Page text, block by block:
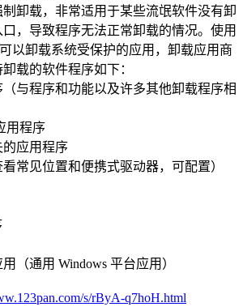
卸载，非常适用于某些流氓软件没有卸
，导致程序无法正常卸载的情况。使用
可以卸载系统受保护的应用，卸载应用商
载的软件程序如下：
与程序和功能以及许多其他卸载程序相
用程序
应用程序
常见位置和便携式驱动器，可配置）
（通用 Windows 平台应用）
s/rByA-q7hoH.html